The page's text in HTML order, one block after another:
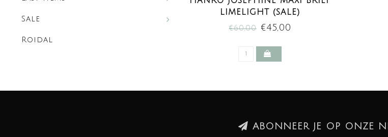
Sale
Roidal
LIMELIGHT (SALE)
€60,00€45,00
ABONNEER JE OP ONZE